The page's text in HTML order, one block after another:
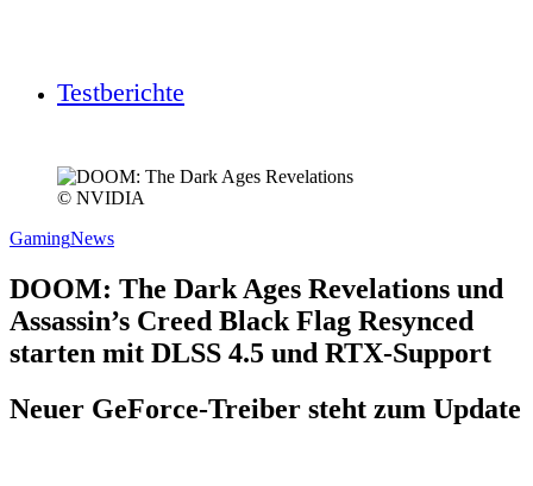
Testberichte
© NVIDIA
GamingNews
DOOM: The Dark Ages Revelations und
Assassin’s Creed Black Flag Resynced
starten mit DLSS 4.5 und RTX-Support
Neuer GeForce-Treiber steht zum Update